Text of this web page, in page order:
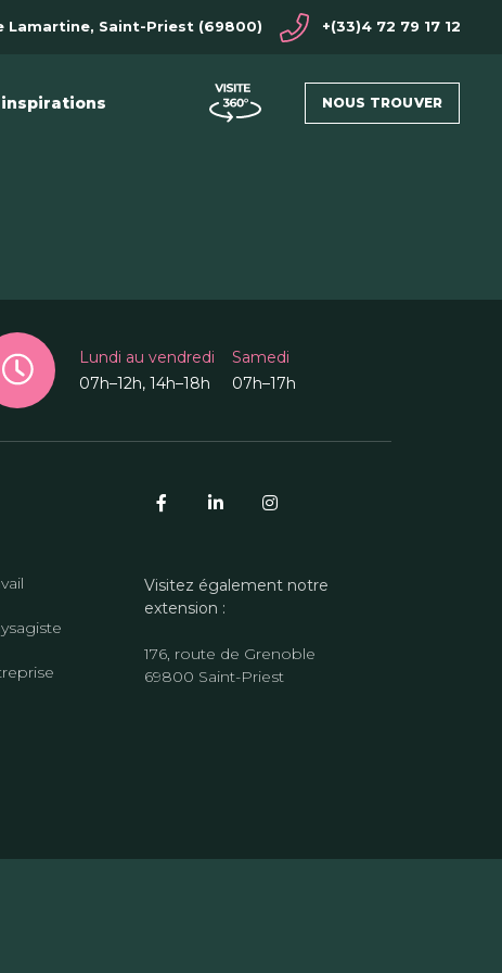
Lamartine, Saint-Priest (69800) +(33)4 72 79 17 12
inspirations NOUS TROUVER
Lundi au vendredi
07h–12h, 14h–18h
Samedi
07h–17h
Visitez également notre
extension :
176, route de Grenoble
69800 Saint-Priest